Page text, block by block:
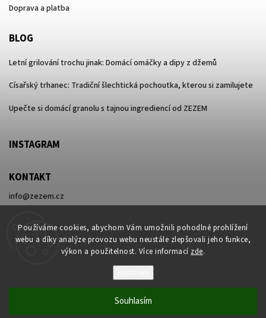
Používáme cookies, abychom Vám umožnili pohodlné prohlížení
webu a díky analýze provozu webu neustále zlepšovali jeho funkce,
výkon a použitelnost. Více informací zde.
Souhlasím
Doprava a platba
BLOG
Letní grilování trochu jinak: Domácí omáčky a dipy z džemů
Císařský trhanec: Tradiční šlechtická pochoutka, kterou si zamilujete
Upečte si domácí granolu s tajnou ingrediencí od ZEZEM
INSTAGRAM
KONTAKT
info@zezem.cz
ZEZEM. Všechna práva vyhrazena.